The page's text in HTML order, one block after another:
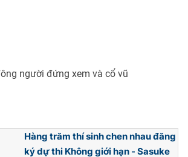
Ghi rõ nguồn VTV.vn khi phát hành lại
người đứng xem và cổ vũ
Hàng trăm thí sinh chen nhau đăng
ký dự thi Không giới hạn - Sasuke